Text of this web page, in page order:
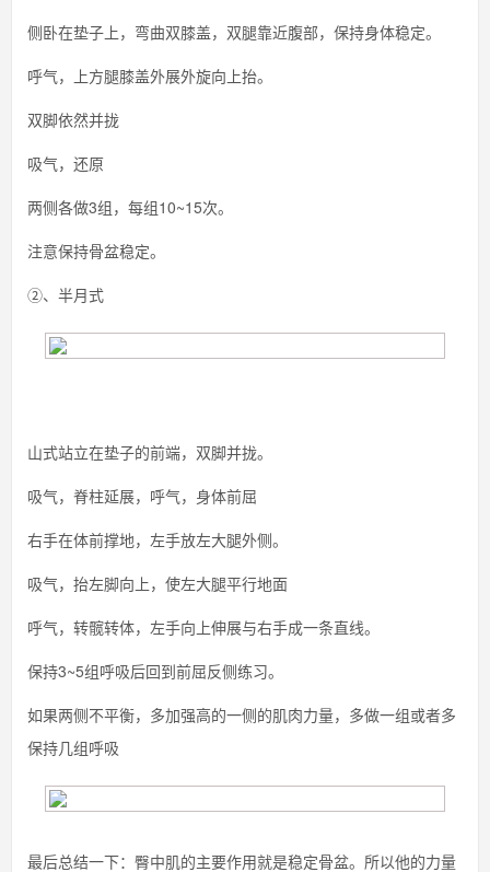
侧卧在垫子上，弯曲双膝盖，双腿靠近腹部，保持身体稳定。
呼气，上方腿膝盖外展外旋向上抬。
双脚依然并拢
吸气，还原
两侧各做3组，每组10~15次。
注意保持骨盆稳定。
②、半月式
山式站立在垫子的前端，双脚并拢。
吸气，脊柱延展，呼气，身体前屈
右手在体前撑地，左手放左大腿外侧。
吸气，抬左脚向上，使左大腿平行地面
呼气，转髋转体，左手向上伸展与右手成一条直线。
保持3~5组呼吸后回到前屈反侧练习。
如果两侧不平衡，多加强高的一侧的肌肉力量，多做一组或者多
保持几组呼吸
最后总结一下：臀中肌的主要作用就是稳定骨盆。所以他的力量